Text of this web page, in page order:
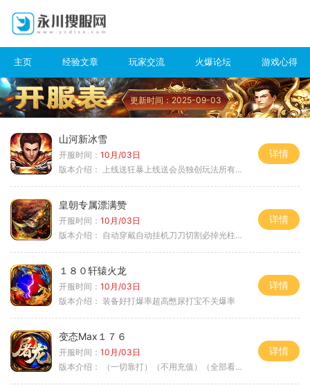
主页 经验文章 玩家交流 火爆论坛 游戏心得
更新时间：2025-09-03
山河新冰雪
开服时间： 10月/03日
版本介绍：
上线送狂暴上线送会员独创玩法所有装备靠
详情
皇朝专属漂满赞
开服时间： 10月/03日
版本介绍： 自动穿戴自动挂机刀刀切割必掉光柱自动
详情
１８０轩辕火龙
开服时间： 10月/03日
版本介绍： 装备好打爆率超高憋尿打宝不关爆率
详情
变态Max１７６
开服时间： 10月/03日
版本介绍：
（一切靠打）（不用充值）（全部看脸）
详情